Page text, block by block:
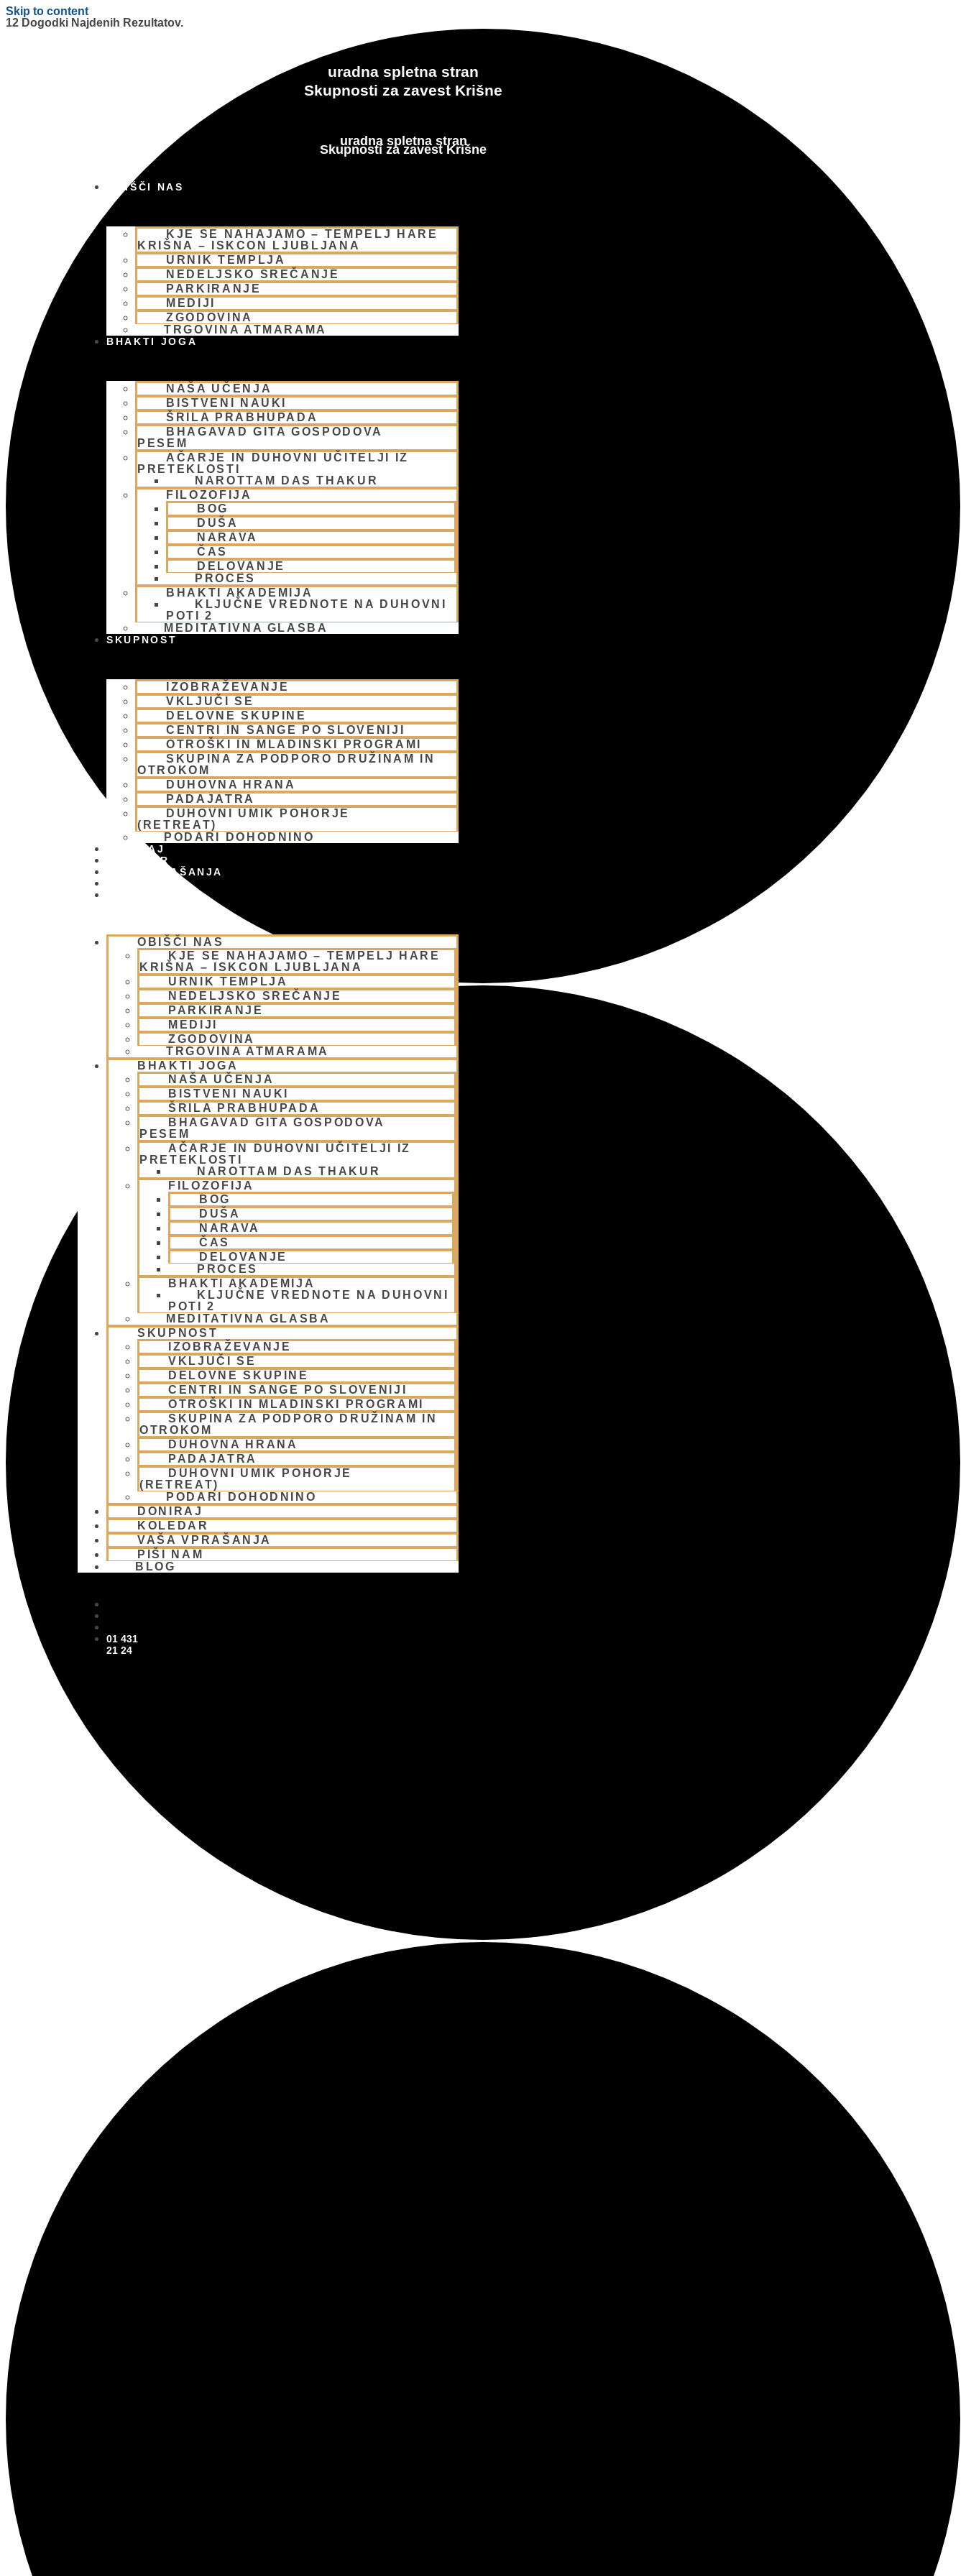
Skip to content
uradna spletna stran
Skupnosti za zavest Krišne
uradna spletna stran
Skupnosti za zavest Krišne
OBIŠČI NAS
KJE SE NAHAJAMO – TEMPELJ HARE
KRIŠNA – ISKCON LJUBLJANA
URNIK TEMPLJA
NEDELJSKO SREČANJE
PARKIRANJE
MEDIJI
ZGODOVINA
TRGOVINA ATMARAMA
BHAKTI JOGA
NAŠA UČENJA
BISTVENI NAUKI
ŠRILA PRABHUPADA
BHAGAVAD GITA GOSPODOVA
PESEM
AČARJE IN DUHOVNI UČITELJI IZ
PRETEKLOSTI
NAROTTAM DAS THAKUR
FILOZOFIJA
BOG
DUŠA
NARAVA
ČAS
DELOVANJE
PROCES
BHAKTI AKADEMIJA
KLJUČNE VREDNOTE NA DUHOVNI
POTI 2
MEDITATIVNA GLASBA
SKUPNOST
IZOBRAŽEVANJE
VKLJUČI SE
DELOVNE SKUPINE
CENTRI IN SANGE PO SLOVENIJI
OTROŠKI IN MLADINSKI PROGRAMI
SKUPINA ZA PODPORO DRUŽINAM IN
OTROKOM
DUHOVNA HRANA
PADAJATRA
DUHOVNI UMIK POHORJE
(RETREAT)
PODARI DOHODNINO
DONIRAJ
KOLEDAR
VAŠA VPRAŠANJA
OBIŠČI NAS
KJE SE NAHAJAMO – TEMPELJ HARE
KRIŠNA – ISKCON LJUBLJANA
URNIK TEMPLJA
NEDELJSKO SREČANJE
PARKIRANJE
MEDIJI
ZGODOVINA
TRGOVINA ATMARAMA
BHAKTI JOGA
NAŠA UČENJA
BISTVENI NAUKI
ŠRILA PRABHUPADA
BHAGAVAD GITA GOSPODOVA
PESEM
AČARJE IN DUHOVNI UČITELJI IZ
PRETEKLOSTI
NAROTTAM DAS THAKUR
FILOZOFIJA
BOG
DUŠA
NARAVA
ČAS
DELOVANJE
PROCES
BHAKTI AKADEMIJA
KLJUČNE VREDNOTE NA DUHOVNI
POTI 2
MEDITATIVNA GLASBA
SKUPNOST
IZOBRAŽEVANJE
VKLJUČI SE
DELOVNE SKUPINE
CENTRI IN SANGE PO SLOVENIJI
OTROŠKI IN MLADINSKI PROGRAMI
SKUPINA ZA PODPORO DRUŽINAM IN
OTROKOM
DUHOVNA HRANA
PADAJATRA
DUHOVNI UMIK POHORJE
(RETREAT)
PODARI DOHODNINO
DONIRAJ
KOLEDAR
VAŠA VPRAŠANJA
PIŠI NAM
BLOG
01 431
21 24
12 Dogodki Najdenih Rezultatov.